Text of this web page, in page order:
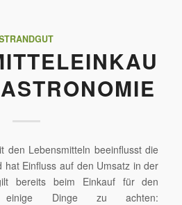
den Lebensmitteln beeinflusst die
hat Einfluss auf den Umsatz in der
bereits beim Einkauf für den
einige Dinge zu achten: